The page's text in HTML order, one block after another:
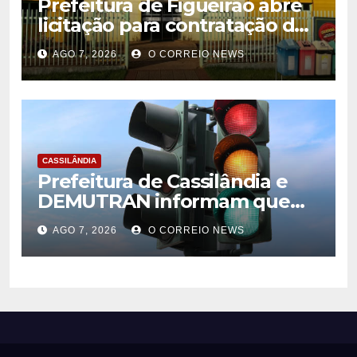
Prefeitura de Figueirão abre
licitação para contratação de
estrutura de eventos
AGO 7, 2026 O CORREIO NEWS
CASSILÂNDIA
Prefeitura de Cassilândia e
DEMUTRAN informam que
semáforo entre as ruas Amin
José e Antônio Paulino
entrou em funcionamento
AGO 7, 2026 O CORREIO NEWS